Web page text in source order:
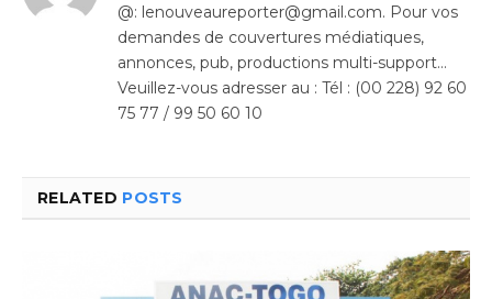
@: lenouveaureporter@gmail.com. Pour vos
demandes de couvertures médiatiques,
annonces, pub, productions multi-support…
Veuillez-vous adresser au : Tél : (00 228) 92 60
75 77 / 99 50 60 10
RELATED POSTS